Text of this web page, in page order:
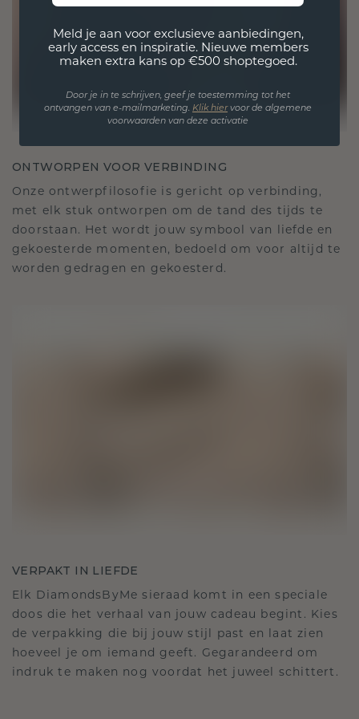
ONTWORPEN VOOR VERBINDING
Onze ontwerpfilosofie is gericht op verbinding,
met elk stuk ontworpen om de tand des tijds te
doorstaan. Het wordt jouw symbool van liefde en
gekoesterde momenten, bedoeld om voor altijd te
worden gedragen en gekoesterd.
VERPAKT IN LIEFDE
Elk DiamondsByMe sieraad komt in een speciale
doos die het verhaal van jouw cadeau begint. Kies
de verpakking die bij jouw stijl past en laat zien
hoeveel je om iemand geeft. Gegarandeerd om
indruk te maken nog voordat het juweel schittert.
Meld je aan voor exclusieve aanbiedingen,
early access en inspiratie. Nieuwe members
maken extra kans op €500 shoptegoed.
Door je in te schrijven, geef je toestemming tot het
ontvangen van e-mailmarketing. Klik hiervoor de algemene
voorwaarden van deze activatie